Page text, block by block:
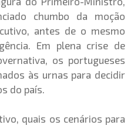
chumbo da moção
antes de o mesmo
Em plena crise de
os portugueses
às urnas para decidir
do país.
quais os cenários para